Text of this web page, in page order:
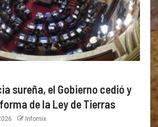
sureña, el Gobierno cedió y
de la Ley de Tierras
Infomix